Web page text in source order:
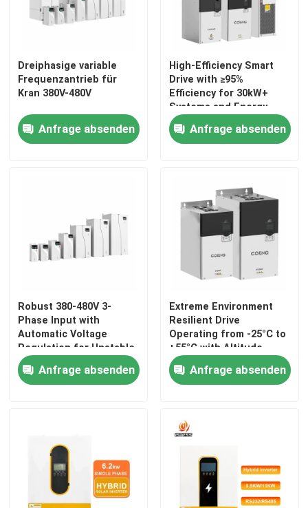
VFD-Frequenzumrichter
Frequenz-Antriebs-Inverter
Variabler Frequenzantrieb für Kran
Ladestation für Elektrofahrzeuge mit erneuerbarer
Solarhybrid-Wechselrichter
Dreiphasige variable
Frequenzantrieb für
Kran 380V-480V
Anfrage absenden
High-Efficiency Smart
Drive with ≥95%
Efficiency for 30kW+
Systems and Energy
Saving Compliance
Anfrage absenden
Robust 380-480V 3-
Phase Input with
Automatic Voltage
Regulation for Unstable
Grids
Anfrage absenden
Extreme Environment
Resilient Drive
Operating from -25°C to
+55°C with Altitude
Derating up to 4000m
Anfrage absenden